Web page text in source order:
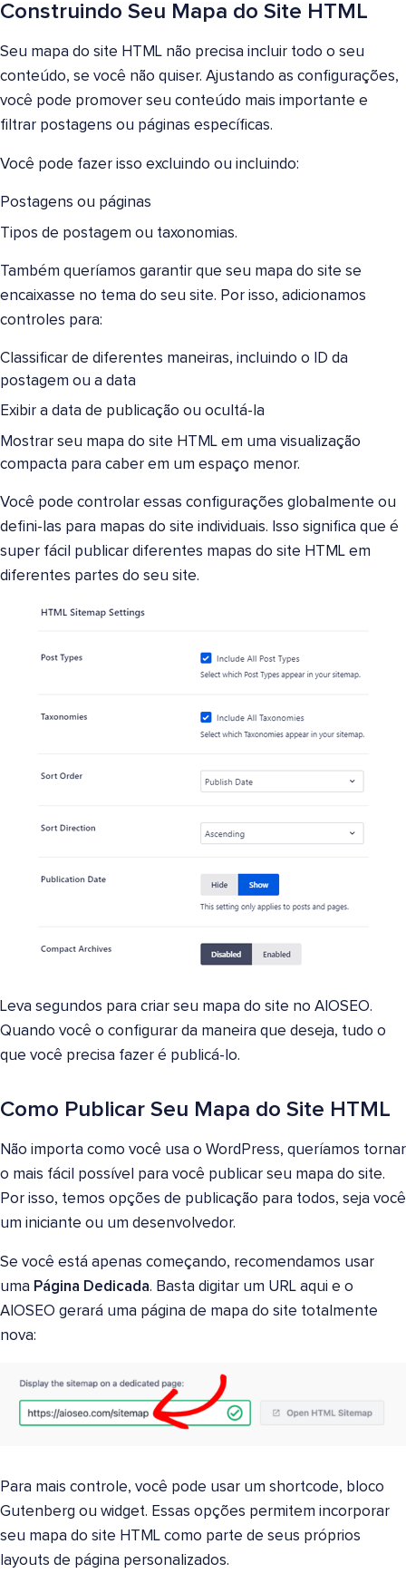
Construindo Seu Mapa do Site HTML
Seu mapa do site HTML não precisa incluir todo o seu
conteúdo, se você não quiser. Ajustando as configurações,
você pode promover seu conteúdo mais importante e
filtrar postagens ou páginas específicas.
Você pode fazer isso excluindo ou incluindo:
Postagens ou páginas
Tipos de postagem ou taxonomias.
Também queríamos garantir que seu mapa do site se
encaixasse no tema do seu site. Por isso, adicionamos
controles para:
Classificar de diferentes maneiras, incluindo o ID da
postagem ou a data
Exibir a data de publicação ou ocultá-la
Mostrar seu mapa do site HTML em uma visualização
compacta para caber em um espaço menor.
Você pode controlar essas configurações globalmente ou
defini-las para mapas do site individuais. Isso significa que é
super fácil publicar diferentes mapas do site HTML em
diferentes partes do seu site.
Leva segundos para criar seu mapa do site no AIOSEO.
Quando você o configurar da maneira que deseja, tudo o
que você precisa fazer é publicá-lo.
Como Publicar Seu Mapa do Site HTML
Não importa como você usa o WordPress, queríamos tornar
o mais fácil possível para você publicar seu mapa do site.
Por isso, temos opções de publicação para todos, seja você
um iniciante ou um desenvolvedor.
Se você está apenas começando, recomendamos usar
uma Página Dedicada. Basta digitar um URL aqui e o
AIOSEO gerará uma página de mapa do site totalmente
nova:
Para mais controle, você pode usar um shortcode, bloco
Gutenberg ou widget. Essas opções permitem incorporar
seu mapa do site HTML como parte de seus próprios
layouts de página personalizados.